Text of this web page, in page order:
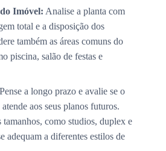
Imóvel: Analise a planta com
total e a disposição dos
também as áreas comuns do
piscina, salão de festas e
Pense a longo prazo e avalie se o
aos seus planos futuros.
tamanhos, como studios, duplex e
adequam a diferentes estilos de